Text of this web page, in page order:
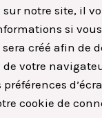
notre site, il
si
créé afin de
votre
cookie de